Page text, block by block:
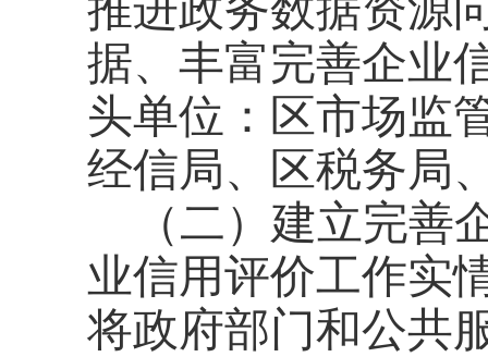
据、丰富完善企业
头单位：区市场监
经信局、区税务局
（二）建立完
业信用评价工作实
将政府部门和公共